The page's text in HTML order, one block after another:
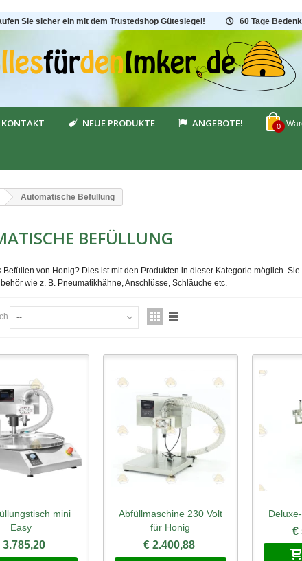
Sie sicher ein mit dem Trustedshop Gütesiegel!
60 Tage
0
KONTAKT NEUE PRODUKTE ANGEBOTE!
Automatische Befüllung
BEFÜLLUNG
Befüllen von Honig? Dies ist mit den Produkten in dieser Kategorie möglich.
wie z. B. Pneumatikhähne, Anschlüsse, Schläuche etc.
--
mini
Easy
3.785,20
Schnellansicht
Abfüllmaschine 230 Volt
für Honig
€ 2.400,88
€